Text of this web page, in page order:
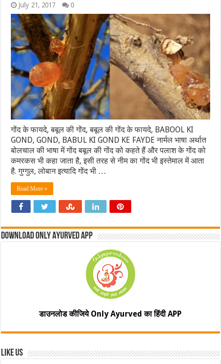
July 21, 2017 0
गोंद के फायदे, बबूल की गोंद, बबूल की गोंद के फायदे, BABOOL KI
GOND, GOND, BABUL KI GOND KE FAYDE नार्मल भाषा अर्थात
बोलचाल की भाषा में गोंद बबूल की गोंद को कहते हैं और पलाश के गोंद को
कमरकस भी कहा जाता है, इसी तरह से नीम का गोंद भी इस्तेमाल में आता
है. गुग्गुल, लोबान इत्यादि गोंद भी …
Read More »
Download Only Ayurved App
डाउनलोड कीजिये Only Ayurved का हिंदी APP
Like Us